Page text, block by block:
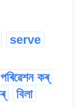
serve
পৰিৱেশন কৰ্
বিলা